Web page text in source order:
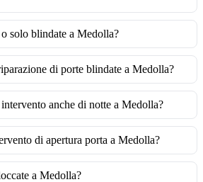
solo blindate a Medolla?
di porte blindate a Medolla?
anche di notte a Medolla?
di apertura porta a Medolla?
a Medolla?